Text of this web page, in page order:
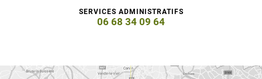
SERVICES ADMINISTRATIFS
06 68 34 09 64